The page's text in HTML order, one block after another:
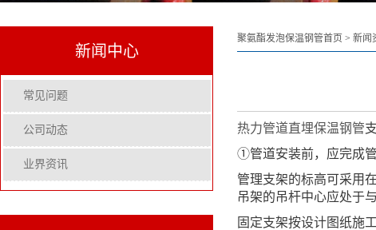
新闻中心
常见问题
公司动态
业界资讯
聚氨酯发泡保温钢管首页 > 新闻
热力管道直埋保温钢管
①管道安装前，应完成
管理支架的标高可采用
吊架的吊杆中心应处于
固定支架按设计图纸施